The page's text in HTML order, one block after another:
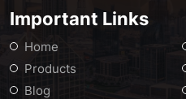
Important Links
Home
Products
Blog